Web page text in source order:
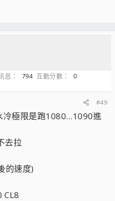
息 794 互動分數
0
#49
冷極限是跑1080...1090進
去拉
的速度)
CL8